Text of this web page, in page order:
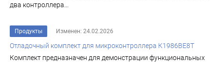
два контроллера...
Продукты Изменен: 24.02.2026
Отладочный комплект для микроконтроллера К1986ВЕ8Т
Комплект предназначен для демонстрации функциональных